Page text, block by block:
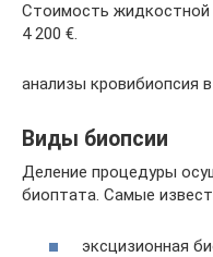
Стоимость жидкостной
4 200 €.
анализы кровибиопсия
Виды биопсии
Деление процедуры
биоптата. Самые
эксцизионная